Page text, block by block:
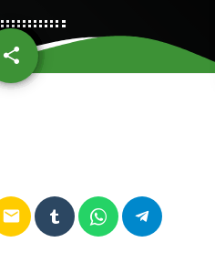
share
email
email